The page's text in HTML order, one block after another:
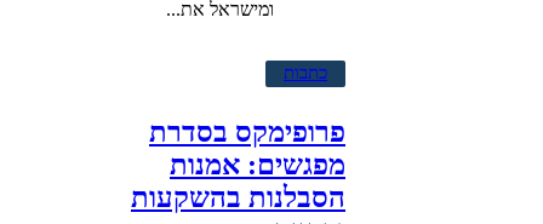
ומישראל את...
כתבות
פרופימקס בסדרת
מפגשים: אמנות
הסבלנות בהשקעות